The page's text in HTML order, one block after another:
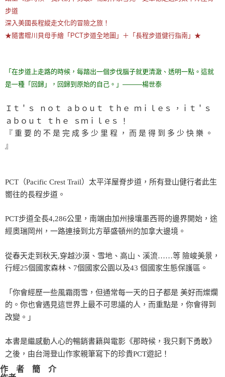
步道
深入美國長程縱走文化的冒險之旅！
★隨書贈川貝母手繪「PCT步道全地圖」＋「長程步道健行指南」★
「在步道上走路的時候，每踏出一個步伐腦子就更清澈、透明一點。這就
是一種「回歸」，回歸到原始的自己。」———楊世泰
Ｉｔ＇ｓ ｎｏｔ ａｂｏｕｔ ｔｈｅ ｍｉｌｅｓ ，ｉｔ＇ｓ
ａｂｏｕｔ ｔｈｅ ｓｍｉｌｅｓ ！
『 重 要 的 不 是 完 成 多 少 里 程 ， 而 是 得 到 多 少 快 樂 。
』
PCT（Pacific Crest Trail）太平洋屋脊步道，所有登山健行者此生
嚮往的長程步道。
PCT步道全長4,286公里，南端由加州接壤墨西哥的邊界開始，途
經奧瑞岡州，一路連接到北方華盛頓州的加拿大邊境。
從春天走到秋天,穿越沙漠、雪地、高山、溪流……等 險峻美景，
行經25個國家森林、7個國家公園以及43 個國家生態保護區。
「你會經歷一些風霜雨雪，但通常每一天的日子都是 美好而燦爛
的。你也會遇見這世界上最不可思議的人，而重點是，你會得到
改變。」
本書是繼感動人心的暢銷書籍與電影《那時候，我只剩下勇敢》
之後，由台灣登山作家親筆寫下的珍貴PCT遊記！
作 者 簡 介